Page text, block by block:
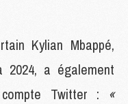
Kylian Mbappé,
a également
Twitter : «